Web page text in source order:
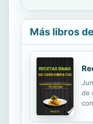
Más libros
de